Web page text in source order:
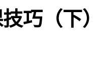
巧（下